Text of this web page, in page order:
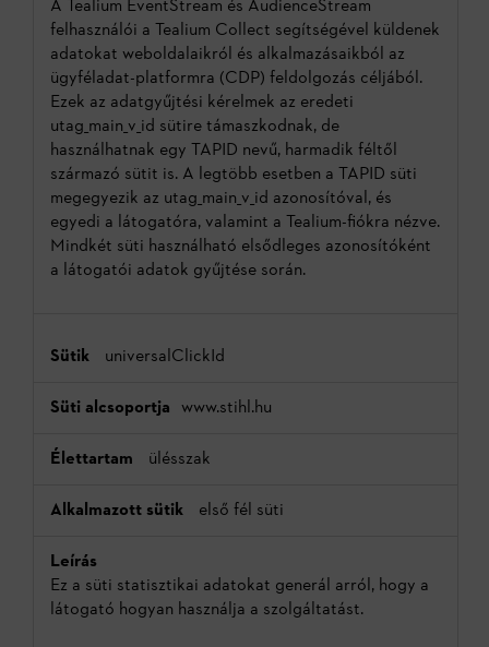
A Tealium EventStream és AudienceStream
felhasználói a Tealium Collect segítségével küldenek
adatokat weboldalaikról és alkalmazásaikból az
ügyféladat-platformra (CDP) feldolgozás céljából.
Ezek az adatgyűjtési kérelmek az eredeti
utag_main_v_id sütire támaszkodnak, de
használhatnak egy TAPID nevű, harmadik féltől
származó sütit is. A legtöbb esetben a TAPID süti
megegyezik az utag_main_v_id azonosítóval, és
egyedi a látogatóra, valamint a Tealium-fiókra nézve.
Mindkét süti használható elsődleges azonosítóként
a látogatói adatok gyűjtése során.
universalClickId
www.stihl.hu
ülésszak
első fél süti
Ez a süti statisztikai adatokat generál arról, hogy a
látogató hogyan használja a szolgáltatást.